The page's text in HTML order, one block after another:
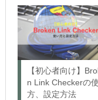
(新
し
い
ウ
ィ
ン
ド
ウ
で
開
き
ま
く
だ
さ
い
(新
し
い
ウ
ィ
ン
ド
ウ
【初心者向け】
n Link Checkerの
方、設定方法